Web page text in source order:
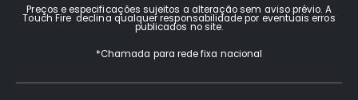
Preços e especificações sujeitos a alteração sem aviso prévio. A
Touch Fire declina qualquer responsabilidade por eventuais erros
publicados no site.
*Chamada para rede fixa nacional